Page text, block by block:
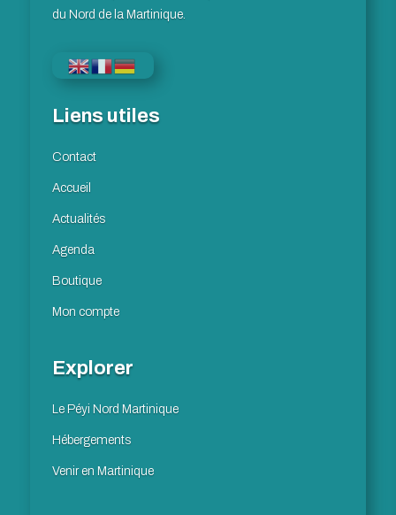
du Nord de la Martinique.
Liens utiles
Contact
Accueil
Actualités
Agenda
Boutique
Mon compte
Explorer
Le Péyi Nord Martinique
Hébergements
Venir en Martinique